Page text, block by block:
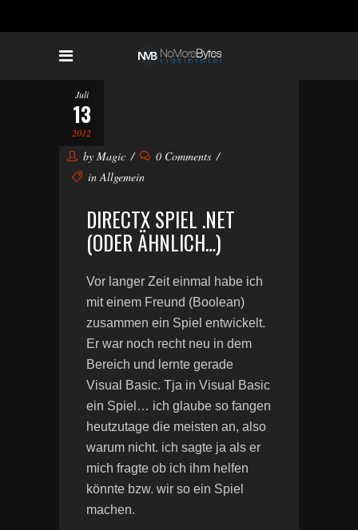
Juli
13
2012
by Magic
0 Comments
inAllgemein
DIRECTX SPIEL .NET
(ODER ÄHNLICH…)
Vor langer Zeit einmal habe ich
mit einem Freund (Boolean)
zusammen ein Spiel entwickelt.
Er war noch recht neu in dem
Bereich und lernte gerade
Visual Basic. Tja in Visual Basic
ein Spiel… ich glaube so fangen
heutzutage die meisten an, also
warum nicht. ich sagte ja als er
mich fragte ob ich ihm helfen
könnte bzw. wir so ein Spiel
machen.